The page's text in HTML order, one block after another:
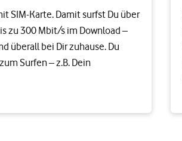
SIM-Karte. Damit surfst Du über
zu 300 Mbit/s im Download –
überall bei Dir zuhause. Du
Surfen – z.B. Dein